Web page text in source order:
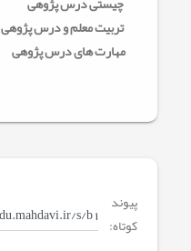
تربیت معلم و درس پژوهی
مهارت های درس پژوهی
پیوند
کوتاه: